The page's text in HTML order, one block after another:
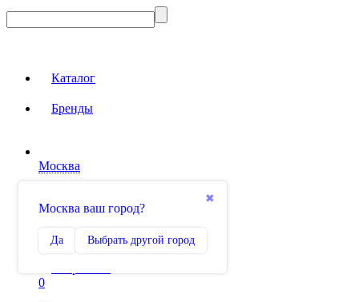
Каталог
Бренды
Москва
✖
Москва ваш город?
Да Выбрать другой город
Сравнение
0